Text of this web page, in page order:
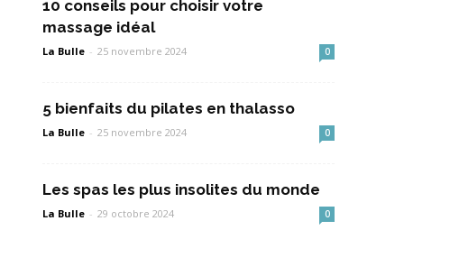
10 conseils pour choisir votre
massage idéal
La Bulle - 25 novembre 2024 0
5 bienfaits du pilates en thalasso
La Bulle - 25 novembre 2024 0
Les spas les plus insolites du monde
La Bulle - 29 octobre 2024 0